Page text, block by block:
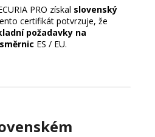
PRO získal slovenský
certifikát potvrzuje, že
požadavky na
ES / EU.